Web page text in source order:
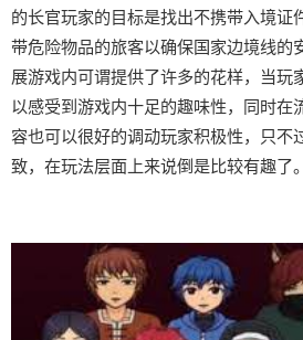
的长官玩家的目标是找出不携带入境证
带危险物品的旅客以确保国家边境线的
展游戏内可谓提供了许多的花样，当玩
以感受到游戏内十足的趣味性，同时在
容也可以很好的调动玩家积极性，只不
致，在玩法层面上来说倒是比较有趣了。